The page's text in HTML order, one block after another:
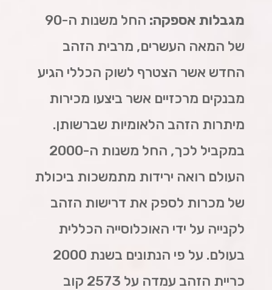
מגבלות אספקה:
החל משנות ה-90
של המאה העשרים, מרבית הזהב
החדש אשר הצטרף לשוק הכללי הגיע
מבנקים מרכזיים אשר ביצעו מכירות
מיתרות הזהב הלאומיות שברשותן.
במקביל לכך, החל משנות ה-2000
העולם רואה ירידות מתמשכות ביכולת
של מכרות לספק את דרישות הזהב
לקנייה על ידי האוכלוסייה הכללית
בעולם. על פי הנתונים בשנת 2000
כריית הזהב עמדה על 2573 קוב